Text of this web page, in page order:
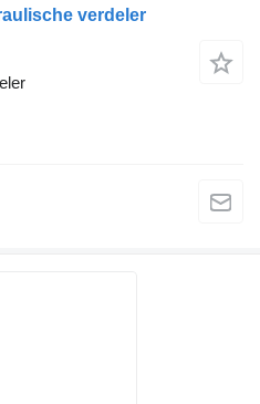
verdeler